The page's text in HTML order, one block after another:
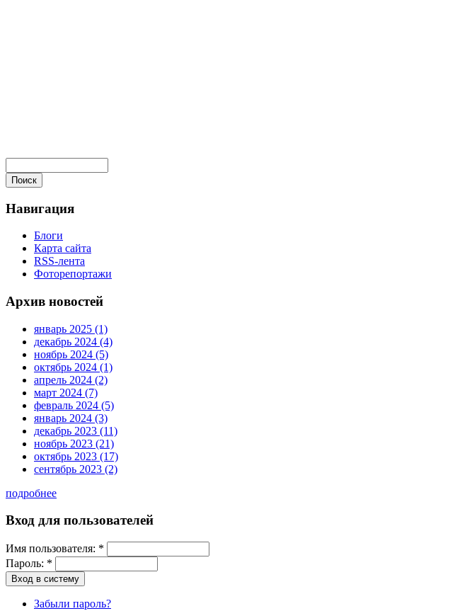
Навигация
Блоги
Карта сайта
RSS-лента
Фоторепортажи
Архив новостей
январь 2025 (1)
декабрь 2024 (4)
ноябрь 2024 (5)
октябрь 2024 (1)
апрель 2024 (2)
март 2024 (7)
февраль 2024 (5)
январь 2024 (3)
декабрь 2023 (11)
ноябрь 2023 (21)
октябрь 2023 (17)
сентябрь 2023 (2)
подробнее
Вход для пользователей
Имя пользователя: *
Пароль: *
Забыли пароль?